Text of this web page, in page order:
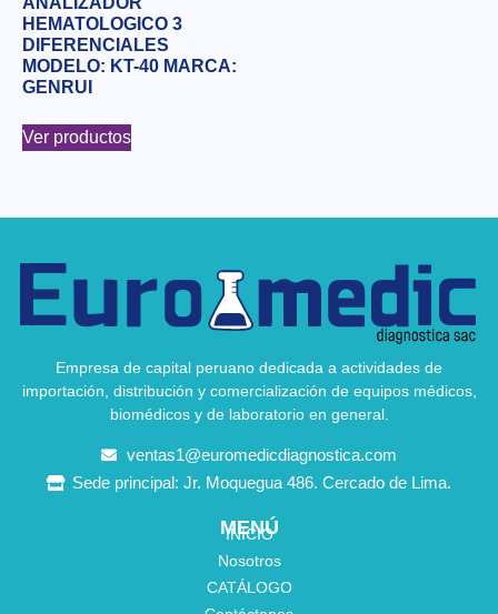
HEMATOLOGICO 3
DIFERENCIALES
MODELO: KT-40 MARCA:
GENRUI
Ver productos
Empresa de capital peruano dedicada a actividades de
importación, distribución y comercialización de equipos médicos,
biomédicos y de laboratorio en general.
ventas1@euromedicdiagnostica.com
Sede principal: Jr. Moquegua 486. Cercado de Lima.
MENÚ
INICIO
Nosotros
CATÁLOGO